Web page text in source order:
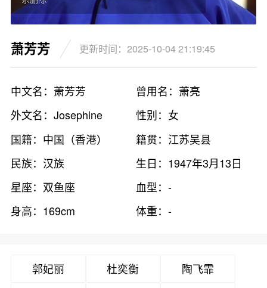
萧芳芳 更新时间：2025-10-04 21:19:45
中文名：萧芳芳
曾用名：萧亮
外文名：Josephine
性别：女
国籍：中国（香港）
籍贯：江苏吴县
民族：汉族
生日：1947年3月13日
星座：双鱼座
血型：-
身高：169cm
体重：-
郭妃丽 杜奕衡
陶飞霏